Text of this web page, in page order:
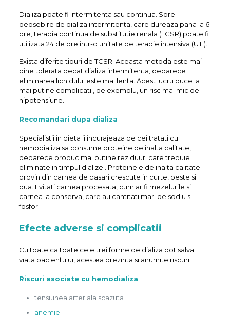
Dializa poate fi intermitenta sau continua. Spre
deosebire de dializa intermitenta, care dureaza pana la 6
ore, terapia continua de substitutie renala (TCSR) poate fi
utilizata 24 de ore intr-o unitate de terapie intensiva (UTI).
Exista diferite tipuri de TCSR. Aceasta metoda este mai
bine tolerata decat dializa intermitenta, deoarece
eliminarea lichidului este mai lenta. Acest lucru duce la
mai putine complicatii, de exemplu, un risc mai mic de
hipotensiune.
Recomandari dupa dializa
Specialistii in dieta ii incurajeaza pe cei tratati cu
hemodializa sa consume proteine de inalta calitate,
deoarece produc mai putine reziduuri care trebuie
eliminate in timpul dializei. Proteinele de inalta calitate
provin din carnea de pasari crescute in curte, peste si
oua. Evitati carnea procesata, cum ar fi mezelurile si
carnea la conserva, care au cantitati mari de sodiu si
fosfor.
Efecte adverse si complicatii
Cu toate ca toate cele trei forme de dializa pot salva
viata pacientului, acestea prezinta si anumite riscuri.
Riscuri asociate cu hemodializa
tensiunea arteriala scazuta
anemie